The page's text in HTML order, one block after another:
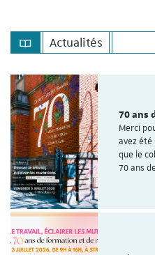
Actualités
70 ans
Merci
avez été
que le
70 ans